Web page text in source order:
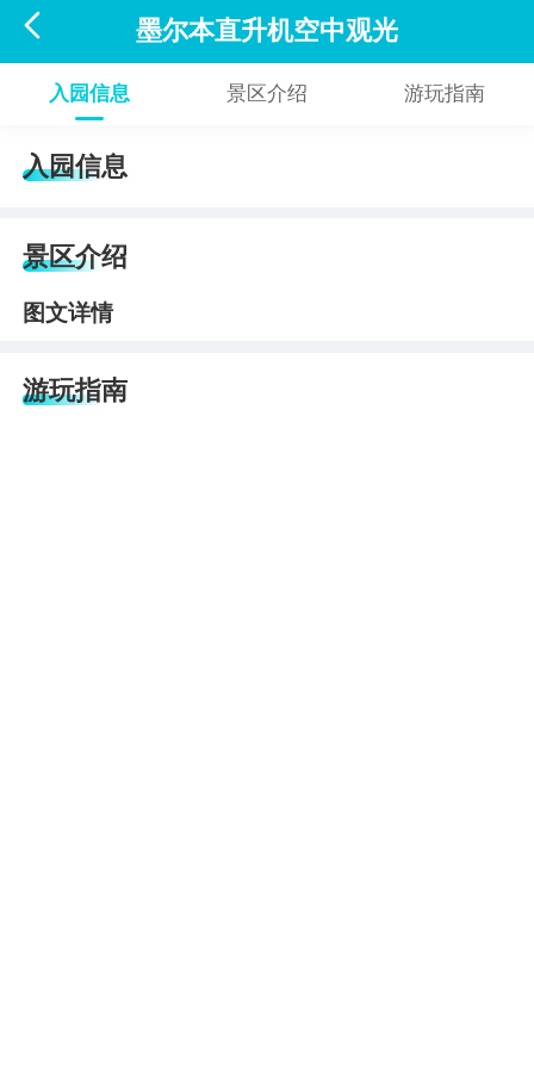
 墨尔本直升机空中观光
入园信息 景区介绍 游玩指南
入园信息
景区介绍
图文详情
游玩指南